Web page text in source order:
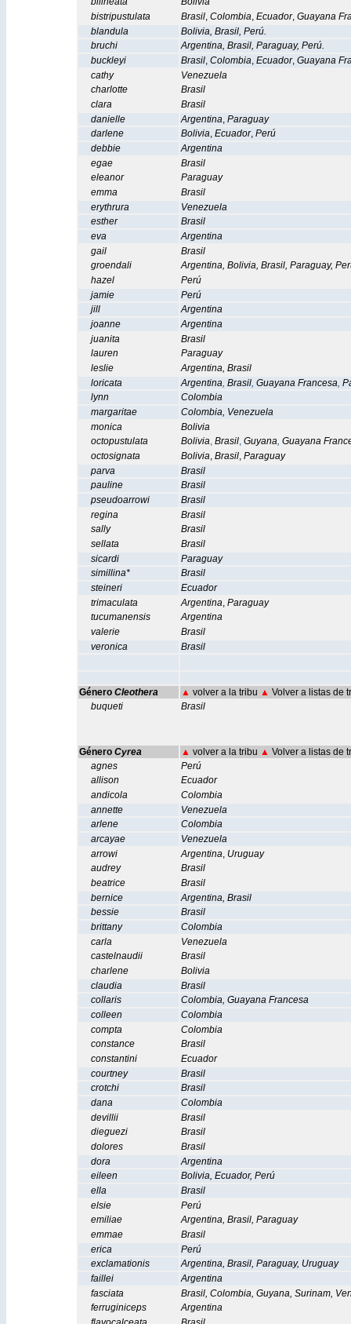
bistripustulata
Brasil, Colombia, Ecuador, Guayana
blandula
Bolivia, Brasil, Perú.
bruchi
Argentina, Brasil, Paraguay, Perú.
buckleyi
Brasil, Colombia, Ecuador, Guayana
cathy
Venezuela
charlotte
Brasil
clara
Brasil
danielle
Argentina, Paraguay
darlene
Bolivia, Ecuador, Perú
debbie
Argentina
egae
Brasil
eleanor
Paraguay
emma
Brasil
erythrura
Venezuela
esther
Brasil
eva
Argentina
gail
Brasil
groendali
Argentina, Bolivia, Brasil, Paraguay,
hazel
Perú
jamie
Perú
jill
Argentina
joanne
Argentina
juanita
Brasil
lauren
Paraguay
leslie
Argentina, Brasil
loricata
Argentina, Brasil, Guayana Francesa,
lynn
Colombia
margaritae
Colombia, Venezuela
monica
Bolivia
octopustulata
Bolivia, Brasil, Guyana, Guayana
octosignata
Bolivia, Brasil, Paraguay
parva
Brasil
pauline
Brasil
pseudoarrowi
Brasil
regina
Brasil
sally
Brasil
sellata
Brasil
sicardi
Paraguay
simillina*
Brasil
steineri
Ecuador
trimaculata
Argentina, Paraguay
tucumanensis
Argentina
valerie
Brasil
veronica
Brasil
Género Cleothera ▲ volver a la tribu ▲ Volver a listas de
buqueti
Brasil
Género Cyrea ▲ volver a la tribu ▲ Volver a listas de
agnes
Perú
allison
Ecuador
andicola
Colombia
annette
Venezuela
arlene
Colombia
arcayae
Venezuela
arrowi
Argentina, Uruguay
audrey
Brasil
beatrice
Brasil
bernice
Argentina, Brasil
bessie
Brasil
brittany
Colombia
carla
Venezuela
castelnaudii
Brasil
charlene
Bolivia
claudia
Brasil
collaris
Colombia, Guayana Francesa
colleen
Colombia
compta
Colombia
constance
Brasil
constantini
Ecuador
courtney
Brasil
crotchi
Brasil
dana
Colombia
devillii
Brasil
dieguezi
Brasil
dolores
Brasil
dora
Argentina
eileen
Bolivia, Ecuador, Perú
ella
Brasil
elsie
Perú
emiliae
Argentina, Brasil, Paraguay
emmae
Brasil
erica
Perú
exclamationis
Argentina, Brasil, Paraguay, Uruguay
faillei
Argentina
fasciata
Brasil, Colombia, Guyana, Surinam,
ferruginiceps
Argentina